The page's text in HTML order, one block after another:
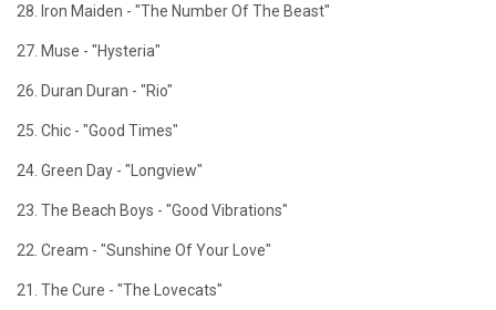
28. Iron Maiden - "The Number Of The Beast"
27. Muse - "Hysteria"
26. Duran Duran - "Rio"
25. Chic - "Good Times"
24. Green Day - "Longview"
23. The Beach Boys - "Good Vibrations"
22. Cream - "Sunshine Of Your Love"
21. The Cure - "The Lovecats"